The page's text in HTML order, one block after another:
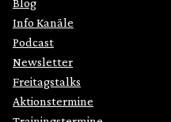
Blog
Info Kanäle
Podcast
Newsletter
Freitagstalks
Aktionstermine